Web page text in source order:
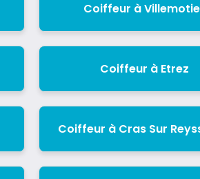
Coiffeur à
Coiffeur à Etrez
Coiffeur à Cras Sur